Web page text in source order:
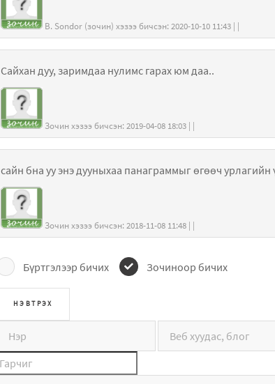
B. Sondor (зочин) хэзээ бичсэн: 2020-10-10 11:43 | |
Сайхан дуу, заримдаа нулимс гарах юм даа..
Зочин хэзээ бичсэн: 2019-04-08 18:03 | |
Зочин хэзээ бичсэн: 2018-11-08 11:48 | |
Бүртгэлээр бичих Зочиноор бичих